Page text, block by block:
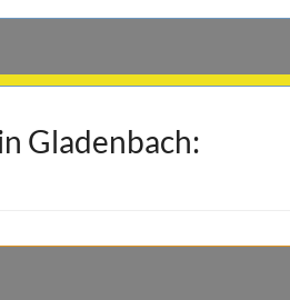
Gladenbach: